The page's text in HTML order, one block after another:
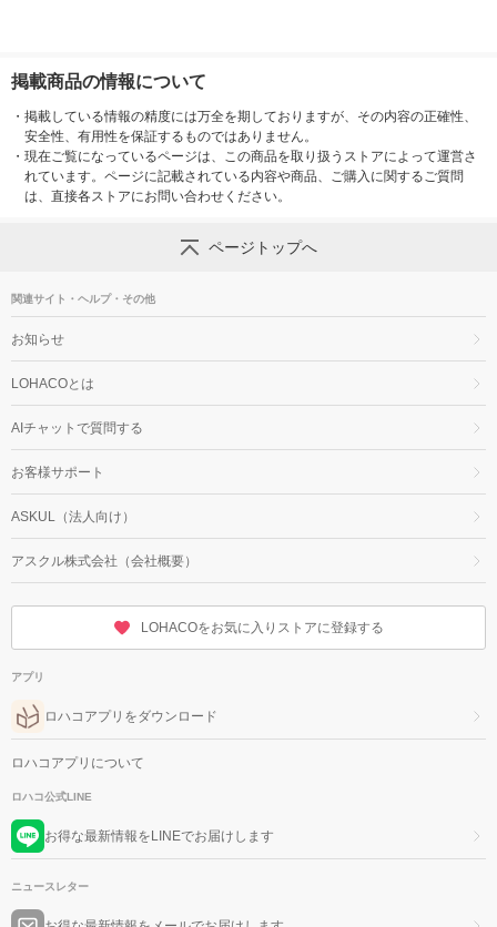
掲載商品の情報について
・ 掲載している情報の精度には万全を期しておりますが、その内容の正確性、
安全性、有用性を保証するものではありません。
・ 現在ご覧になっているページは、この商品を取り扱うストアによって運営さ
れています。ページに記載されている内容や商品、ご購入に関するご質問
は、直接各ストアにお問い合わせください。
ページトップへ
関連サイト・ヘルプ・その他
お知らせ
LOHACOとは
AIチャットで質問する
お客様サポート
ASKUL（法人向け）
アスクル株式会社（会社概要）
LOHACOをお気に入りストアに登録する
アプリ
ロハコアプリをダウンロード
ロハコアプリについて
ロハコ公式LINE
お得な最新情報をLINEでお届けします
ニュースレター